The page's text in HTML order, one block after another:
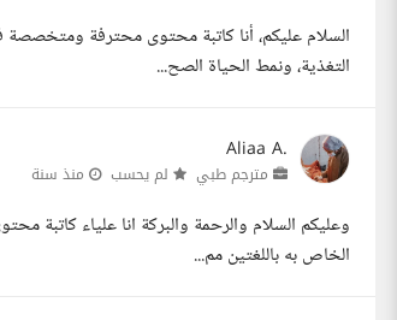
السلام عليكم، أنا كاتبة محتوى محترفة ومتخصصة
التغذية، ونمط الحياة الصح...
Aliaa A.
مترجم طبي لم يحسب منذ سنة
وعليكم السلام والرحمة والبركة انا علياء كاتبة
الخاص به باللغتين مم...